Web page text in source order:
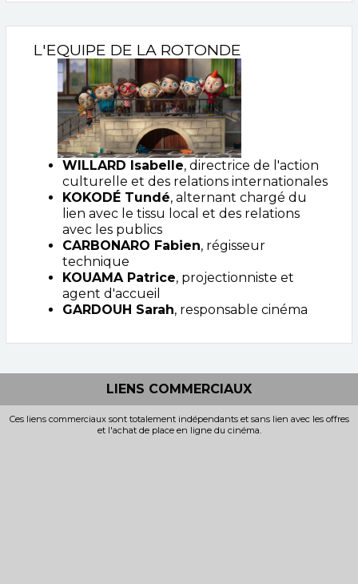
L'EQUIPE DE LA ROTONDE
WILLARD Isabelle, directrice de l'action
culturelle et des relations internationales
KOKODÉ Tundé, alternant chargé du
lien avec le tissu local et des relations
avec les publics
CARBONARO Fabien, régisseur
technique
KOUAMA Patrice, projectionniste et
agent d'accueil
GARDOUH Sarah, responsable cinéma
LIENS COMMERCIAUX
Ces liens commerciaux sont totalement indépendants et sans lien avec les offres
et l'achat de place en ligne du cinéma.